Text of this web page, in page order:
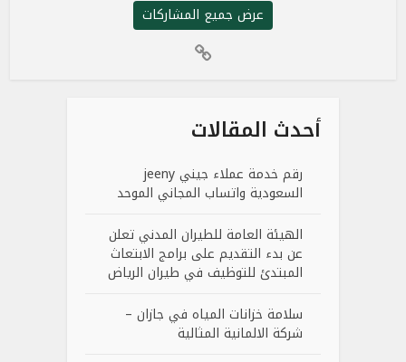
عرض جميع المشاركات
أحدث المقالات
رقم خدمة عملاء جيني jeeny
السعودية واتساب المجاني الموحد
الهيئة العامة للطيران المدني تعلن
عن بدء التقديم على برامج الابتعاث
المبتدئ للتوظيف في طيران الرياض
سلامة خزانات المياه في جازان –
شركة الالمانية المثالية